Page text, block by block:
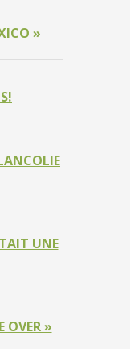
»
UNE
OVER »